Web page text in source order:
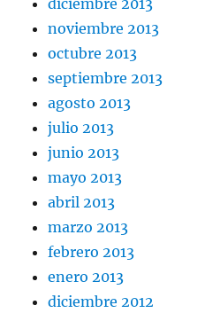
noviembre 2013
octubre 2013
septiembre 2013
agosto 2013
julio 2013
junio 2013
mayo 2013
abril 2013
marzo 2013
febrero 2013
enero 2013
diciembre 2012